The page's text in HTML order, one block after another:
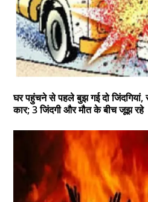
घर पहुंचने से पहले बुझ गई दो जिंदगियां,
कार; 3 जिंदगी और मौत के बीच जूझ रहे